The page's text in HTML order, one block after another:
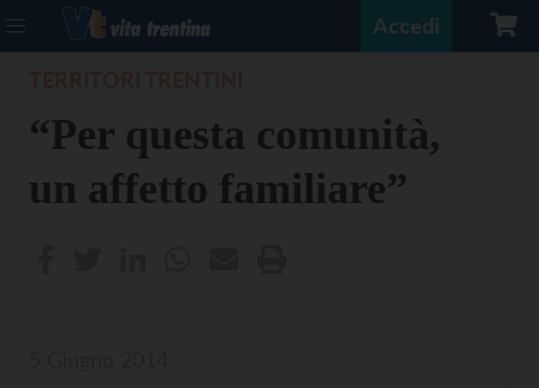
Accedi
“Per questa comunità,
un affetto familiare”